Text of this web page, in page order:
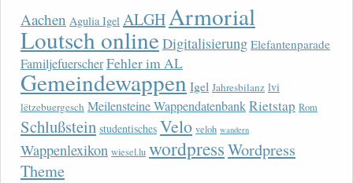
Aachen Agulia Igel ALGHArmorial
Loutsch onlineDigitalisierung Elefantenparade
FamiljefuerscherFehler im AL
Gemeindewappen Igel Jahresbilanz lvi
lëtzebuergesch Meilensteine WappendatenbankRietstap Rom
Schlußstein studentisches Velo veloh wandern
Wappenlexikon wiesel.lu wordpressWordpress
Theme